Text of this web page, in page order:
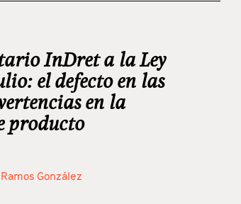
InDret a la Ley
el defecto en las
en la
producto
González